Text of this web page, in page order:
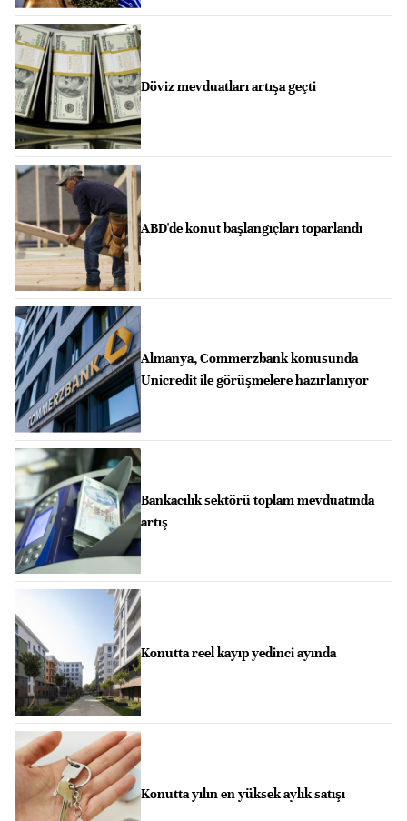
Döviz mevduatları artışa geçti
ABD'de konut başlangıçları toparlandı
Almanya, Commerzbank konusunda
Unicredit ile görüşmelere hazırlanıyor
Bankacılık sektörü toplam mevduatında
artış
Konutta reel kayıp yedinci ayında
Konutta yılın en yüksek aylık satışı